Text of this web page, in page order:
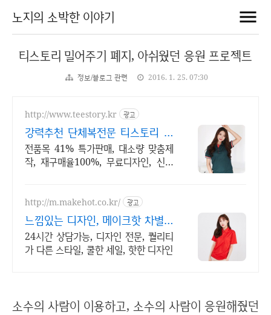
노지의 소박한 이야기
티스토리 밀어주기 폐지, 아쉬웠던 응원 프로젝트
정보/블로그 관련 2016. 1. 25. 07:30
http://www.teestory.kr 광고
강력추천 단체복전문 티스토리 전
품목 41% 특가세일
전품목 41% 특가판매, 대소량 맞춤제
작, 재구매율100%, 무료디자인, 신속
http://m.makehot.co.kr/ 광고
느낌있는 디자인, 메이크핫 차별화
되고 세련된 디자인!
24시간 상담가능, 디자인 전문, 퀄리티
가 다른 스타일, 쿨한 세일, 핫한 디자인
소수의 사람이 이용하고, 소수의 사람이 응원해줬던